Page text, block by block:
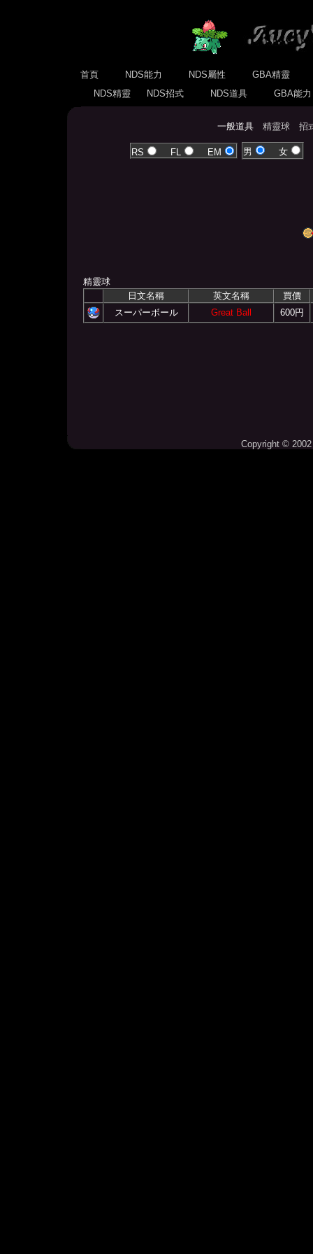
首頁 NDS能力 NDS屬性
GBA精靈
NDS精靈
NDS招式 NDS道具 GBA能
一般道具 精靈球 招
RS FL EM 男 女
精靈球
日文名稱
英文名稱
買價
スーパーボール
Great Ball 600円
Copyright ©